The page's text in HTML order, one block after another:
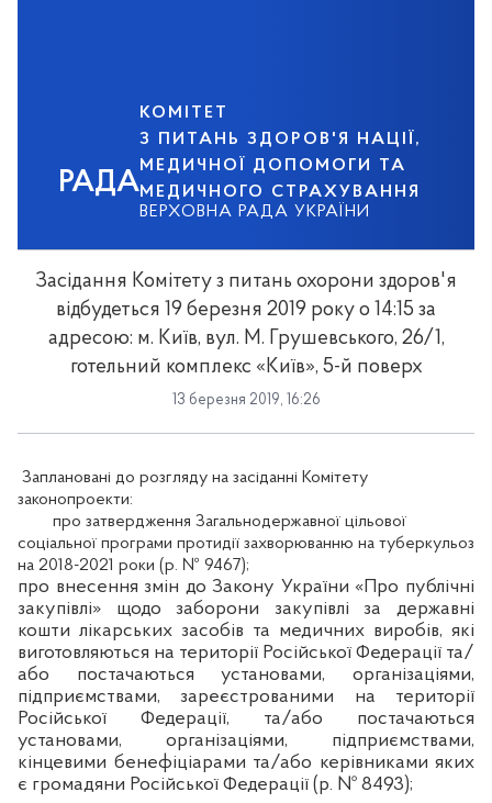
РАДА
КОМІТЕТ
З ПИТАНЬ ЗДОРОВ'Я НАЦІЇ,
МЕДИЧНОЇ ДОПОМОГИ ТА
МЕДИЧНОГО СТРАХУВАННЯ
ВЕРХОВНА РАДА УКРАЇНИ
Засідання Комітету з питань охорони здоров'я
відбудеться 19 березня 2019 року о 14:15 за
адресою: м. Київ, вул. М. Грушевського, 26/1,
готельний комплекс «Київ», 5-й поверх
13 березня 2019, 16:26
Заплановані до розгляду на засіданні Комітету
законопроекти:
про затвердження Загальнодержавної цільової
соціальної програми протидії захворюванню на туберкульоз
на 2018-2021 роки (р. № 9467);
про внесення змін до Закону України «Про публічні
закупівлі» щодо заборони закупівлі за державні
кошти лікарських засобів та медичних виробів, які
виготовляються на території Російської Федерації та/
або постачаються установами, організаціями,
підприємствами, зареєстрованими на території
Російської Федерації, та/або постачаються
установами, організаціями, підприємствами,
кінцевими бенефіціарами та/або керівниками яких
є громадяни Російської Федерації (р. № 8493);